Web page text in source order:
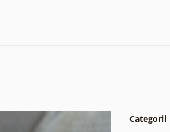
Categorii